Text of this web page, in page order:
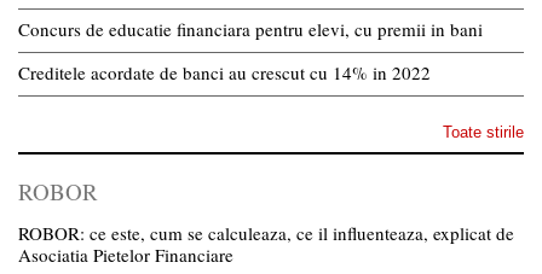
Concurs de educatie financiara pentru elevi, cu premii in bani
Creditele acordate de banci au crescut cu 14% in 2022
Toate stirile
ROBOR
ROBOR: ce este, cum se calculeaza, ce il influenteaza, explicat de
Asociatia Pietelor Financiare